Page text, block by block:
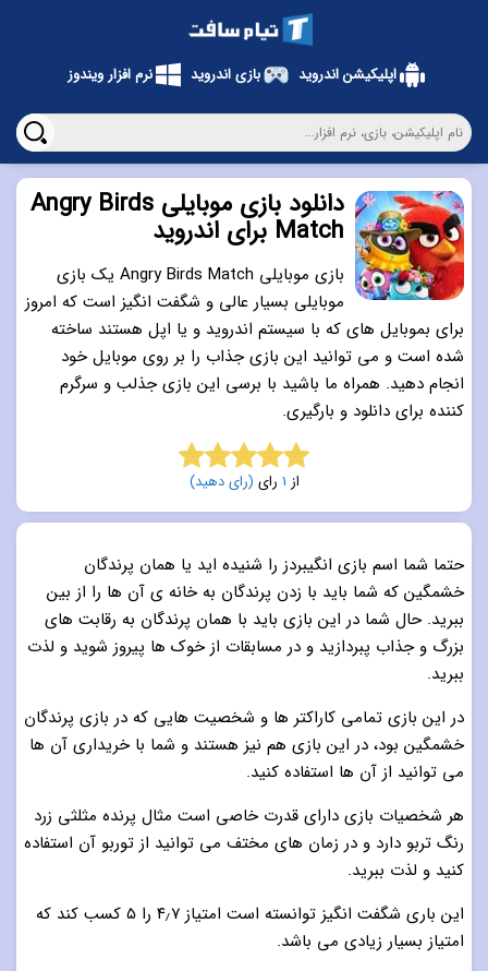
دانلود بازی موبایلی Angry Birds
Match برای اندروید
بازی موبایلی Angry Birds Match یک بازی
موبایلی بسیار عالی و شگفت انگیز است که امروز
برای بموبایل های که با سیستم اندروید و یا اپل هستند ساخته
شده است و می توانید این بازی جذاب را بر روی موبایل خود
انجام دهید. همراه ما باشید با برسی این بازی جذلب و سرگرم
کننده برای دانلود و بارگیری.
5.0 از 5 از 1 رای (رای دهید)
حتما شما اسم بازی انگیبردز را شنیده اید یا همان پرندگان
خشمگین که شما باید با زدن پرندگان به خانه ی آن ها را از بین
ببرید. حال شما در این بازی باید با همان پرندگان به رقابت های
بزرگ و جذاب پبردازید و در مسابقات از خوک ها پیروز شوید و لذت
ببرید.
در این بازی تمامی کاراکتر ها و شخصیت هایی که در بازی پرندگان
خشمگین بود، در این بازی هم نیز هستند و شما با خریداری آن ها
می توانید از آن ها استفاده کنید.
هر شخصیات بازی دارای قدرت خاصی است مثال پرنده مثلثی زرد
رنگ تربو دارد و در زمان های مختف می توانید از توربو آن استفاده
کنید و لذت ببرید.
این باری شگفت انگیز توانسته است امتیاز ۴٫۷ را ۵ کسب کند که
امتیاز بسیار زیادی می باشد.
اپلیکیشن اندروید بازی اندروید نرم افزار ویندوز